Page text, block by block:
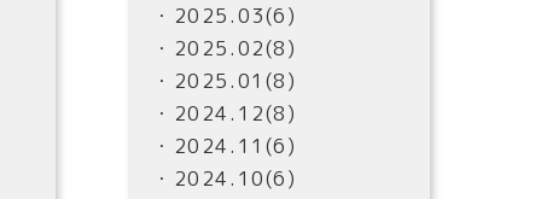
・2025.03(6)
・2025.02(8)
・2025.01(8)
・2024.12(8)
・2024.11(6)
・2024.10(6)